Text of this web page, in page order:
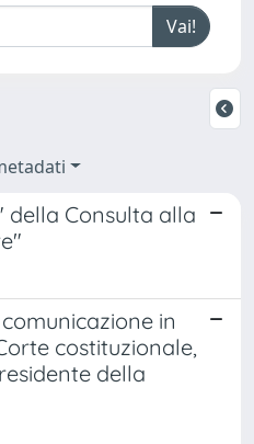
della Consulta alla
in
costituzionale,
della